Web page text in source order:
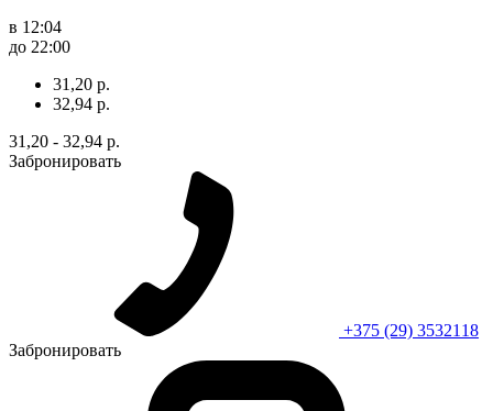
в 12:04
до 22:00
31,20 р.
32,94 р.
31,20 - 32,94 р.
Забронировать
+375 (29) 3532118
Забронировать